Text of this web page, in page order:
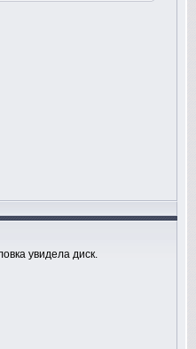
увидела диск.